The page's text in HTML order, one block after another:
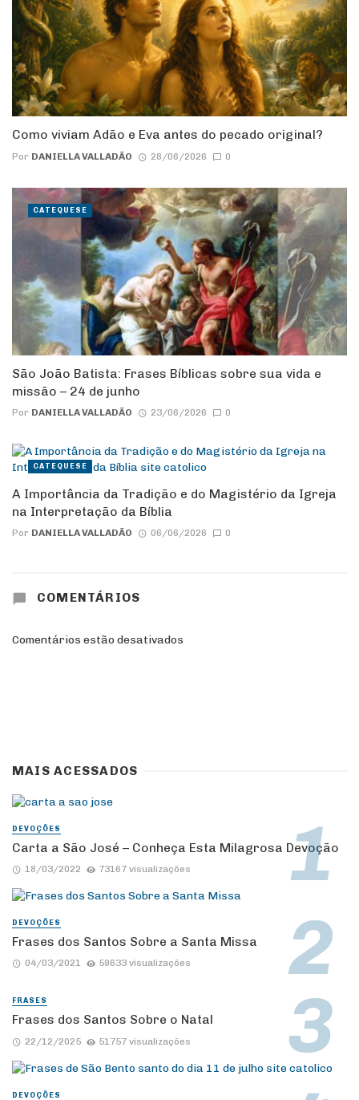
Como viviam Adão e Eva antes do pecado original?
Por DANIELLA VALLADÃO 28/06/2026 0
São João Batista: Frases Bíblicas sobre sua vida e
missão – 24 de junho
Por DANIELLA VALLADÃO 23/06/2026 0
CATEQUESE
A Importância da Tradição e do Magistério da Igreja
na Interpretação da Bíblia
Por DANIELLA VALLADÃO 06/06/2026 0
CATEQUESE
COMENTÁRIOS
Comentários estão desativados
MAIS ACESSADOS
DEVOÇÕES
Carta a São José – Conheça Esta Milagrosa Devoção
18/03/2022 73167 visualizações
DEVOÇÕES
Frases dos Santos Sobre a Santa Missa
04/03/2021 59633 visualizações
FRASES
Frases dos Santos Sobre o Natal
22/12/2025 51757 visualizações
DEVOÇÕES